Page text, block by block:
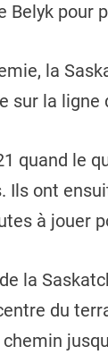
Belyk pour
la
sur la
quand le
Ils ont
à jouer
la
du